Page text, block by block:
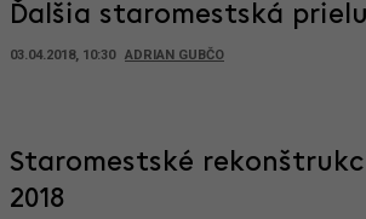
Ďalšia staromestská
03.04.2018, 10:30 ADRIAN GUBČO
Staromestské
2018